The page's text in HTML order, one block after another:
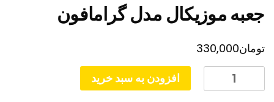
جعبه موزیکال مدل گرامافون
تومان330,000
موزیکال
افزودن به سبد خرید